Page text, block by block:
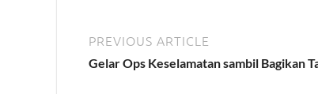
PREVIOUS ARTICLE
Gelar Ops Keselamatan sambil Bagikan